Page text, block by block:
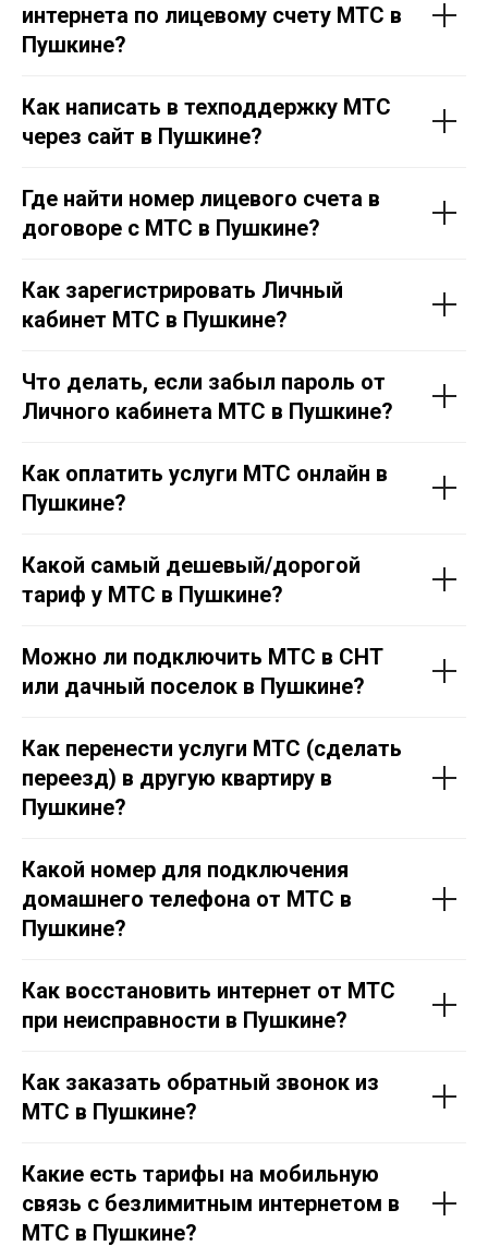
интернета по лицевому счету МТС в
Пушкине?
Как написать в техподдержку МТС
через сайт в Пушкине?
Где найти номер лицевого счета в
договоре с МТС в Пушкине?
Как зарегистрировать Личный
кабинет МТС в Пушкине?
Что делать, если забыл пароль от
Личного кабинета МТС в Пушкине?
Как оплатить услуги МТС онлайн в
Пушкине?
Какой самый дешевый/дорогой
тариф у МТС в Пушкине?
Можно ли подключить МТС в СНТ
или дачный поселок в Пушкине?
Как перенести услуги МТС (сделать
переезд) в другую квартиру в
Пушкине?
Какой номер для подключения
домашнего телефона от МТС в
Пушкине?
Как восстановить интернет от МТС
при неисправности в Пушкине?
Как заказать обратный звонок из
МТС в Пушкине?
Какие есть тарифы на мобильную
связь с безлимитным интернетом в
МТС в Пушкине?
Тарифы
Проверить адрес
Отдел подключения
Контакты